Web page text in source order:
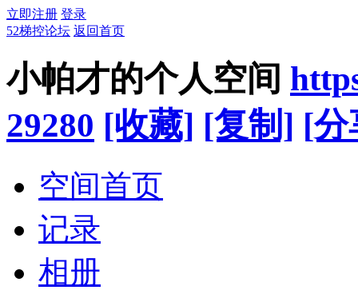
立即注册 登录
52梯控论坛 返回首页
小帕才的个人空间
29280 [收藏] [复制] [分
空间首页
记录
相册